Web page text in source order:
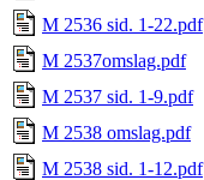
M 2536 sid. 1-22.pdf
M 2537omslag.pdf
M 2537 sid. 1-9.pdf
M 2538 omslag.pdf
M 2538 sid. 1-12.pdf